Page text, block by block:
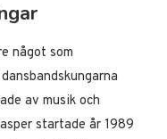
något som
av musik och
startade år 1989